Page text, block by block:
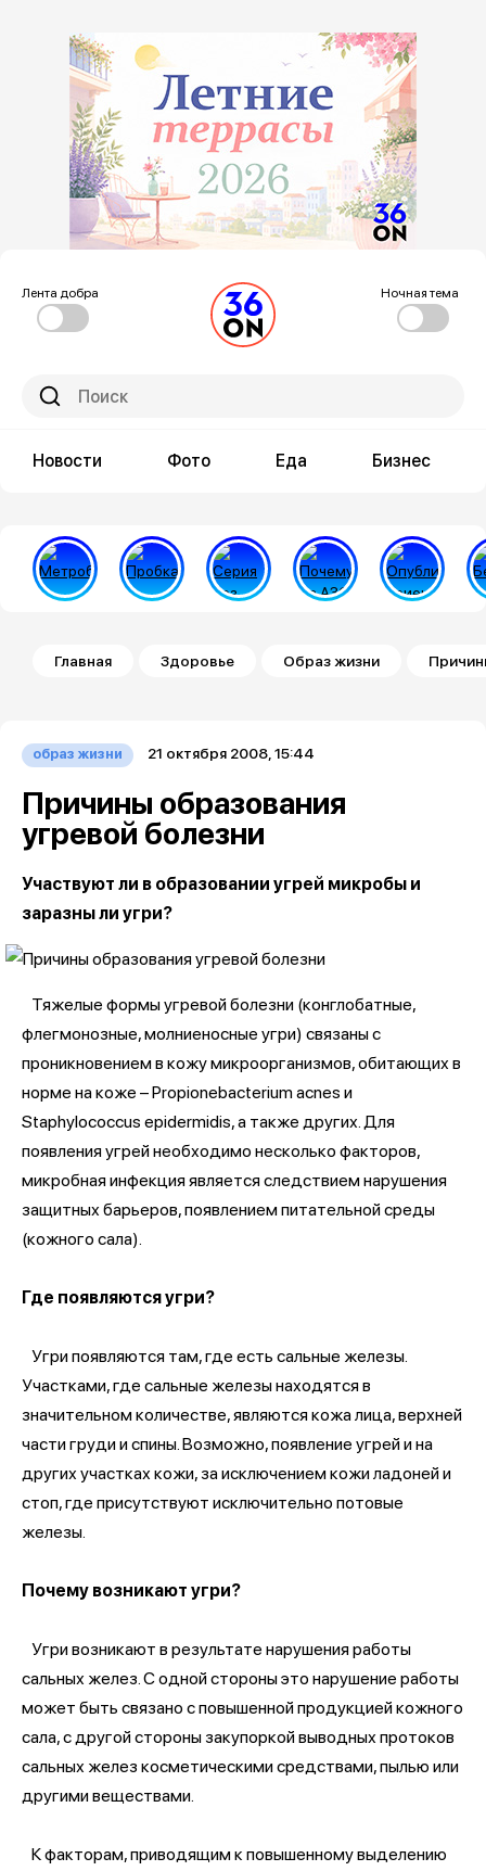
Лента добра Ночная тема
Новости Фото Еда Бизнес
Строка навигации
Главная Здоровье Образ жизни
образ жизни 21 октября 2008, 15:44
Причины образования
угревой болезни
Участвуют ли в образовании угрей микробы и
заразны ли угри?
Тяжелые формы угревой болезни (конглобатные,
флегмонозные, молниеносные угри) связаны с
проникновением в кожу микроорганизмов, обитающих в
норме на коже – Propionebacterium acnes и
Staphylococcus epidermidis, а также других. Для
появления угрей необходимо несколько факторов,
микробная инфекция является следствием нарушения
защитных барьеров, появлением питательной среды
(кожного сала).
Где появляются угри?
Угри появляются там, где есть сальные железы.
Участками, где сальные железы находятся в
значительном количестве, являются кожа лица, верхней
части груди и спины. Возможно, появление угрей и на
других участках кожи, за исключением кожи ладоней и
стоп, где присутствуют исключительно потовые
железы.
Почему возникают угри?
Угри возникают в результате нарушения работы
сальных желез. С одной стороны это нарушение работы
может быть связано с повышенной продукцией кожного
сала, с другой стороны закупоркой выводных протоков
сальных желез косметическими средствами, пылью или
другими веществами.
К факторам, приводящим к повышенному выделению